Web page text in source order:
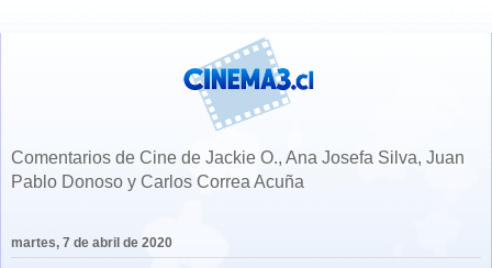
Comentarios de Cine de Jackie O., Ana Josefa Silva, Juan
Pablo Donoso y Carlos Correa Acuña
martes, 7 de abril de 2020